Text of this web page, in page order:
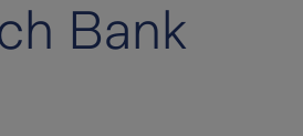
Bank